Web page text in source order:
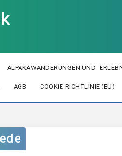
ALPAKAWANDERUNGEN UND -
AGB COOKIE-RICHTLINIE (EU)